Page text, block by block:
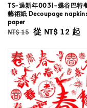
TS-過新年0031-蝶谷巴特
藝術紙 Decoupage
paper
Regular
NT$ 15 Sale
從 NT$ 12起